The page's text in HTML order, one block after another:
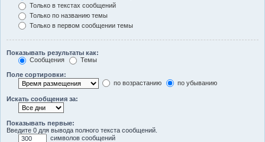
Только в текстах сообщений
Только по названию темы
Только в первом сообщении темы
Показывать результаты как:
Сообщения
Темы
Поле сортировки:
по возрастанию
по убыванию
Искать сообщения за:
Показывать первые:
Введите 0 для вывода полного текста сообщений.
символов сообщений